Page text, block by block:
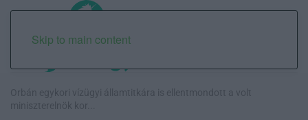
Skip to main content
Orbán egykori vízügyi államtitkára is ellentmondott a volt
miniszterelnök kor...